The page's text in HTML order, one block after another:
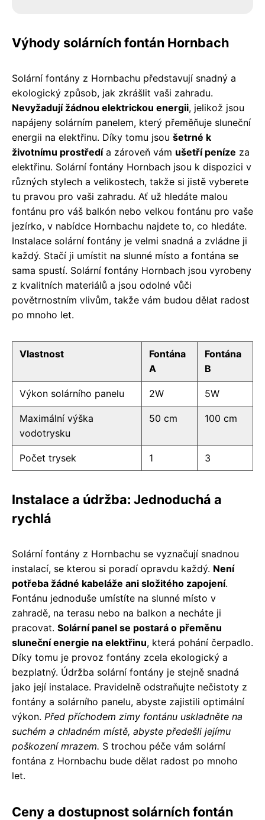
Výhody solárních fontán Hornbach
Solární fontány z Hornbachu představují snadný a
ekologický způsob, jak zkrášlit vaši zahradu.
Nevyžadují žádnou elektrickou energii, jelikož jsou
napájeny solárním panelem, který přeměňuje sluneční
energii na elektřinu. Díky tomu jsou šetrné k
životnímu prostředía zároveň vám ušetří peníze za
elektřinu. Solární fontány Hornbach jsou k dispozici v
různých stylech a velikostech, takže si jistě vyberete
tu pravou pro vaši zahradu. Ať už hledáte malou
fontánu pro váš balkón nebo velkou fontánu pro vaše
jezírko, v nabídce Hornbachu najdete to, co hledáte.
Instalace solární fontány je velmi snadná a zvládne ji
každý. Stačí ji umístit na slunné místo a fontána se
sama spustí. Solární fontány Hornbach jsou vyrobeny
z kvalitních materiálů a jsou odolné vůči
povětrnostním vlivům, takže vám budou dělat radost
po mnoho let.
Vlastnost
Fontána
A
Fontána
B
Výkon solárního panelu 2W 5W
Maximální výška
vodotrysku
50 cm 100 cm
Počet trysek 1 3
Instalace a údržba: Jednoduchá a
rychlá
Solární fontány z Hornbachu se vyznačují snadnou
instalací, se kterou si poradí opravdu každý. Není
potřeba žádné kabeláže ani složitého zapojení.
Fontánu jednoduše umístíte na slunné místo v
zahradě, na terasu nebo na balkon a necháte ji
pracovat. Solární panel se postará o přeměnu
sluneční energie na elektřinu, která pohání čerpadlo.
Díky tomu je provoz fontány zcela ekologický a
bezplatný. Údržba solární fontány je stejně snadná
jako její instalace. Pravidelně odstraňujte nečistoty z
fontány a solárního panelu, abyste zajistili optimální
výkon. Před příchodem zimy fontánu uskladněte na
suchém a chladném místě, abyste předešli jejímu
poškození mrazem. S trochou péče vám solární
fontána z Hornbachu bude dělat radost po mnoho
let.
Ceny a dostupnost solárních fontán